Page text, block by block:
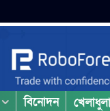
বিনোদন